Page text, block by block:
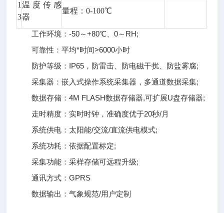
1
3
温度传感
器
量程：0-100℃
工作环境：-50～+80℃、0～RH;
可靠性：平均*时间>6000小时
防护等级：IP65，防雷击、防电磁干扰、防盐雾腐;
采集器：嵌入式操作系统采集器，多通道数据采集;
数据存储：4M FLASH数据存储器,可扩展U盘存储器;
走时精度：实时时钟，准确度优于20秒/月
系统供电：太阳能/交流/直流供电模式;
系统功耗：依据配置标定;
采集功能：采样存储可远程升级;
通讯方式：GPRS
数据输出：气象规范/用户定制